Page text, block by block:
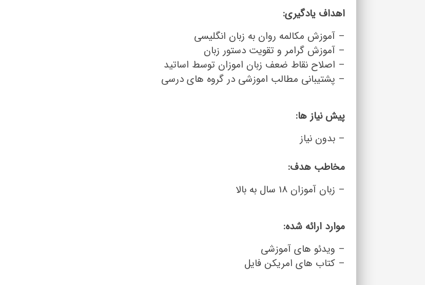
اهداف یادگیری:
– آموزش مکالمه روان به زبان انگلیسی
– آموزش گرامر و تقویت دستور زبان
– اصلاح نقاط ضعف زبان اموزان توسط اساتید
– پشتیبانی مطالب اموزشی در گروه های درسی
پیش نیاز ها:
– بدون نیاز
مخاطب هدف:
– زبان آموزان 18 سال به بالا
موارد ارائه شده:
– ویدئو های آموزشی
– کتاب های امریکن فایل